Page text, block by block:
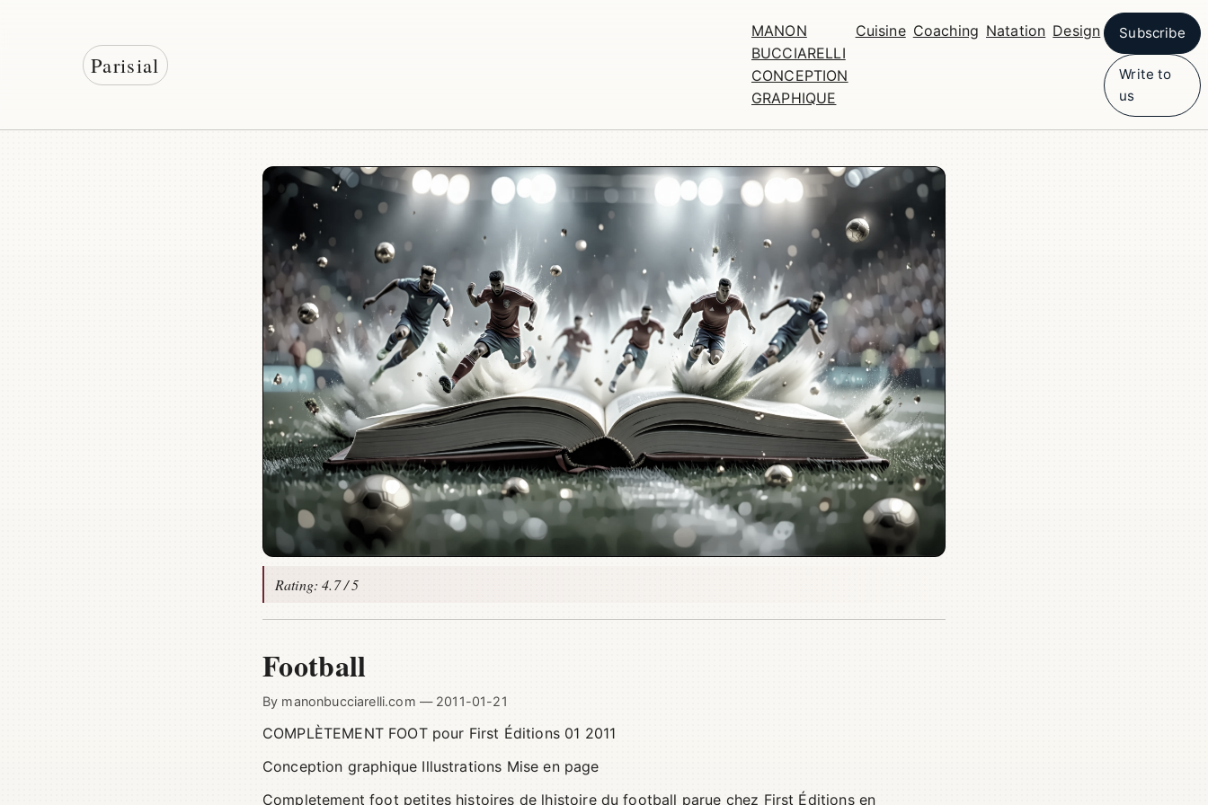
Parisial
MANON
BUCCIARELLI
CONCEPTION
GRAPHIQUE
Cuisine Coaching Natation Design Subscribe
Write to
us
Rating: 4.7 / 5
Football
By manonbucciarelli.com — 2011-01-21
COMPLÈTEMENT FOOT pour First Éditions 01 2011
Conception graphique Illustrations Mise en page
Completement foot petites histoires de lhistoire du football parue chez First Éditions en